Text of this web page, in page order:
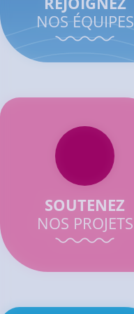
NOS ÉQUIPES
SOUTENEZ
NOS PROJETS